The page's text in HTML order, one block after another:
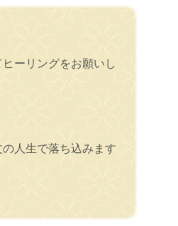
ーリングをお願いし
人生で落ち込みます